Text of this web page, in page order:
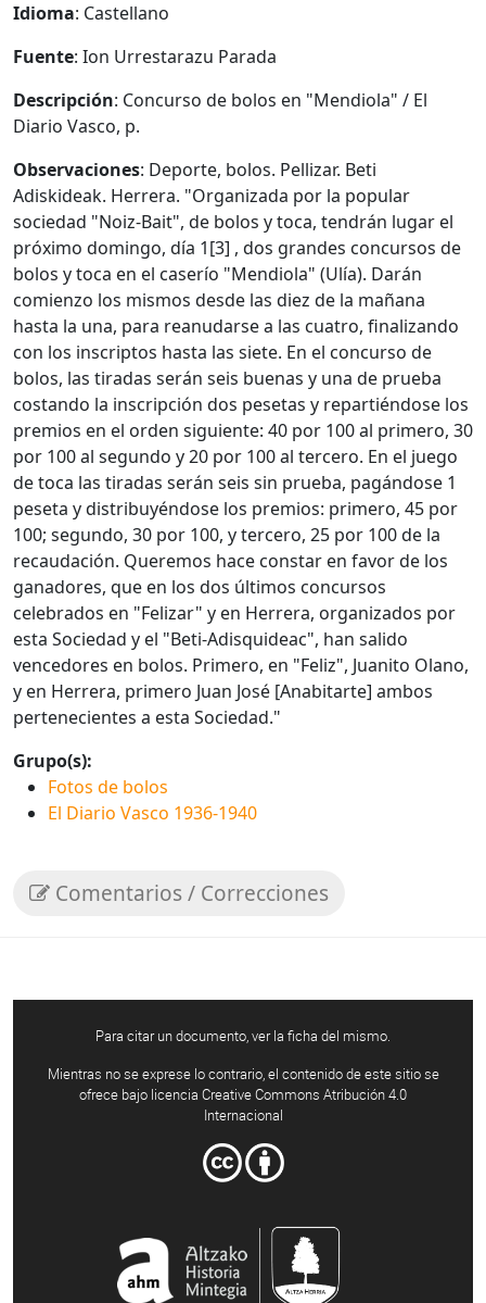
Idioma: Castellano
Fuente: Ion Urrestarazu Parada
Descripción: Concurso de bolos en "Mendiola" / El
Diario Vasco, p.
Observaciones: Deporte, bolos. Pellizar. Beti
Adiskideak. Herrera. "Organizada por la popular
sociedad "Noiz-Bait", de bolos y toca, tendrán lugar el
próximo domingo, día 1[3] , dos grandes concursos de
bolos y toca en el caserío "Mendiola" (Ulía). Darán
comienzo los mismos desde las diez de la mañana
hasta la una, para reanudarse a las cuatro, finalizando
con los inscriptos hasta las siete. En el concurso de
bolos, las tiradas serán seis buenas y una de prueba
costando la inscripción dos pesetas y repartiéndose los
premios en el orden siguiente: 40 por 100 al primero, 30
por 100 al segundo y 20 por 100 al tercero. En el juego
de toca las tiradas serán seis sin prueba, pagándose 1
peseta y distribuyéndose los premios: primero, 45 por
100; segundo, 30 por 100, y tercero, 25 por 100 de la
recaudación. Queremos hace constar en favor de los
ganadores, que en los dos últimos concursos
celebrados en "Felizar" y en Herrera, organizados por
esta Sociedad y el "Beti-Adisquideac", han salido
vencedores en bolos. Primero, en "Feliz", Juanito Olano,
y en Herrera, primero Juan José [Anabitarte] ambos
pertenecientes a esta Sociedad."
Grupo(s):
Fotos de bolos
El Diario Vasco 1936-1940
Comentarios / Correcciones
Para citar un documento, ver la ficha del mismo.
Mientras no se exprese lo contrario, el contenido de este sitio se
ofrece bajo licencia Creative Commons Atribución 4.0
Internacional